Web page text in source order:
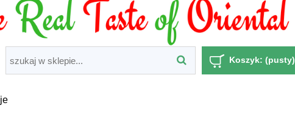
Koszyk: (pusty)